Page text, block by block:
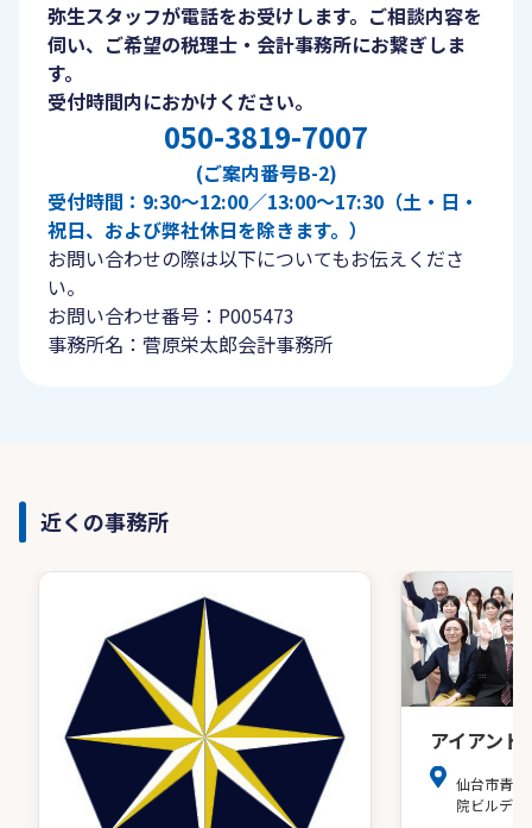
弥生スタッフが電話をお受けします。ご相談内容を
伺い、ご希望の税理士・会計事務所にお繋ぎしま
す。
受付時間内におかけください。
050-3819-7007
(ご案内番号B-2)
受付時間：9:30〜12:00／13:00〜17:30（土・日・
祝日、および弊社休日を除きます。）
お問い合わせの際は以下についてもお伝えくださ
い。
お問い合わせ番号：P005473
事務所名：菅原栄太郎会計事務所
近くの事務所
アイアン
仙台市青葉
院ビルディ